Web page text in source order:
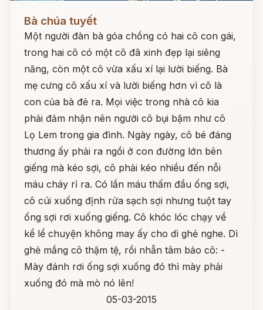
Bà chúa tuyết
Một người đàn bà góa chồng có hai cô con gái,
trong hai cô có một cô đã xinh đẹp lại siêng
năng, còn một cô vừa xấu xí lại lười biếng. Bà
mẹ cưng cô xấu xí và lười biếng hơn vì cô là
con của bà đẻ ra. Mọi việc trong nhà cô kia
phải đảm nhận nên người cô bụi bậm như cô
Lọ Lem trong gia đình. Ngày ngày, cô bé đáng
thương ấy phải ra ngồi ở con đường lớn bên
giếng mà kéo sợi, cô phải kéo nhiều đến nỗi
máu cháy rỉ ra. Có lần máu thấm đầu ống sợi,
cô cúi xuống định rửa sạch sợi nhưng tuột tay
ống sợi rơi xuống giếng. Cô khóc lóc chạy về
kể lể chuyện không may ấy cho dì ghẻ nghe. Dì
ghẻ mắng cô thậm tệ, rồi nhẫn tâm bảo cô: -
Mày đánh rơi ống sợi xuống đó thì mày phải
xuống đó mà mò nó lên!
05-03-2015